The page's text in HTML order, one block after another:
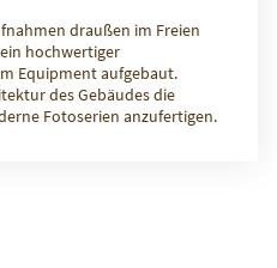
draußen im Freien
hochwertiger
Equipment aufgebaut.
des Gebäudes die
Fotoserien anzufertigen.